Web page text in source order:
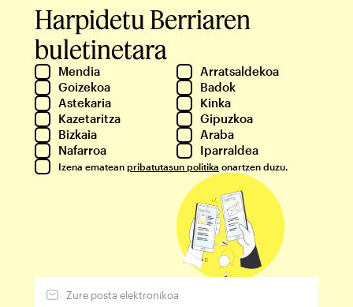
Harpidetu Berriaren
buletinetara
Mendia
Arratsaldekoa
Goizekoa
Badok
Astekaria
Kinka
Kazetaritza
Gipuzkoa
Bizkaia
Araba
Nafarroa
Iparraldea
Izena ematean pribatutasun politika onartzen duzu.